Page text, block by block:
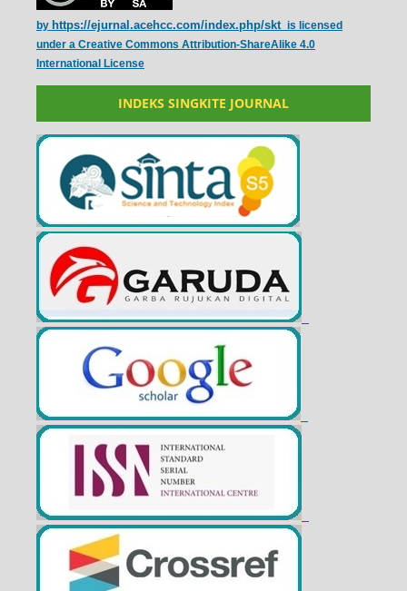
by https://ejurnal.acehcc.com/index.php/skt is licensed
under a Creative Commons Attribution-ShareAlike 4.0
International License
INDEKS SINGKITE JOURNAL